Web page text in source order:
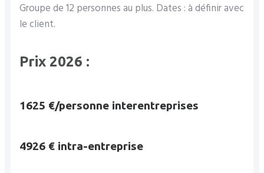
Groupe de 12 personnes au plus. Dates : à définir avec
le client.
Prix 2026 :
1625 €/personne interentreprises
4926 € intra-entreprise